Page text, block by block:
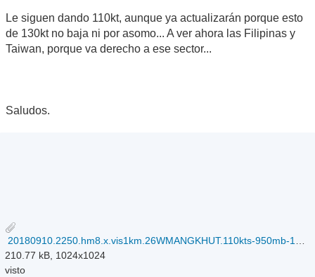
Le siguen dando 110kt, aunque ya actualizarán porque esto
de 130kt no baja ni por asomo... A ver ahora las Filipinas y
Taiwan, porque va derecho a ese sector...
Saludos.
20180910.2250.hm8.x.vis1km.26WMANGKHUT.110kts-950mb-140N-1426E.100pc.jpg
210.77 kB, 1024x1024
visto